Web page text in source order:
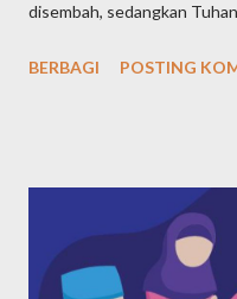
disembah, sedangkan
Yahudi (Yudaisme) Meski
1527-1407 SM. Maka, dari
agama pertama menurut
Musa mendefiniskan dan
BERBAGI POSTING